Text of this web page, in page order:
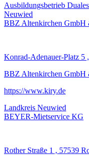
Ausbildungsbetrieb
Neuwied
BBZ Altenkirchen GmbH
Konrad-Adenauer-Platz 5
BBZ Altenkirchen GmbH
https://www.kiry.de
Landkreis Neuwied
BEYER-Mietservice KG
Rother Straße 1 , 57539